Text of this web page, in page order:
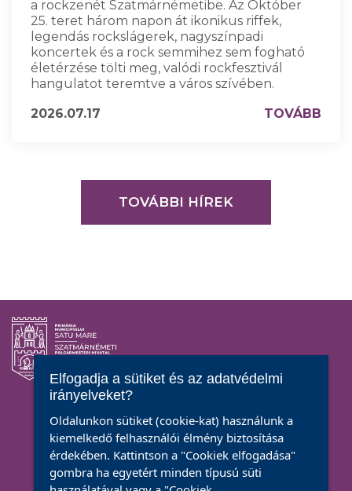
a rockzenét Szatmárnémetibe. Az Október
25. teret három napon át ikonikus riffek,
legendás rockslágerek, nagyszínpadi
koncertek és a rock semmihez sem fogható
életérzése tölti meg, valódi rockfesztivál
hangulatot teremtve a város szívében.
2026.07.17
TOVÁBB
TOVÁBBI HÍREK
Elfogadja a sütiket és az adatvédelmi
irányelveket?
Oldalunkon sütiket (cookie-kat) használunk a
kiemelkedő felhasználói élmény biztosítása
érdekében. Kattintson a "Cookiek elfogadása"
gombra ha egyetért minden típusú süti